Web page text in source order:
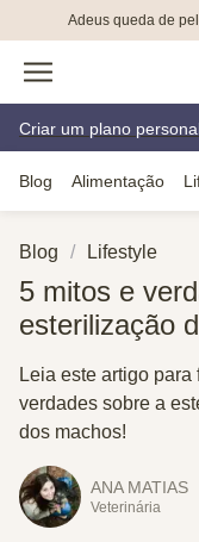
Adeus queda de
Criar um plano
Blog Alimentação
Blog Lifestyle
5 mitos e
esterilização
Leia este artigo
verdades sobre a
dos machos!
ANA MATIAS
Veterinária